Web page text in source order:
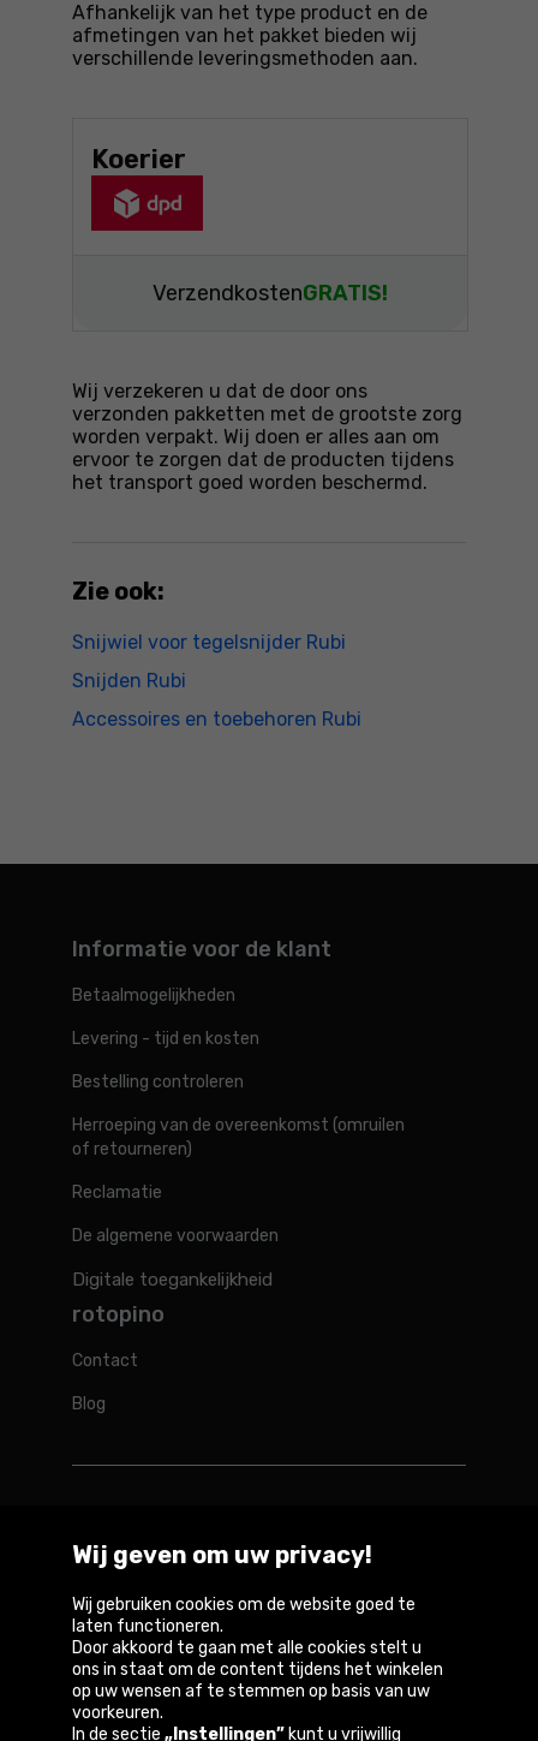
Afhankelijk van het type product en de
afmetingen van het pakket bieden wij
verschillende leveringsmethoden aan.
Koerier
VerzendkostenGRATIS!
Wij verzekeren u dat de door ons
verzonden pakketten met de grootste zorg
worden verpakt. Wij doen er alles aan om
ervoor te zorgen dat de producten tijdens
het transport goed worden beschermd.
Zie ook:
Snijwiel voor tegelsnijder Rubi
Snijden Rubi
Accessoires en toebehoren Rubi
Informatie voor de klant
Betaalmogelijkheden
Levering - tijd en kosten
Bestelling controleren
Herroeping van de overeenkomst (omruilen
of retourneren)
Reclamatie
De algemene voorwaarden
Digitale toegankelijkheid
rotopino
Contact
Blog
Belgique België Deutschland France Österreich
Copyright © 2026
Wij geven om uw privacy!
Wij gebruiken cookies om de website goed te
laten functioneren.
Door akkoord te gaan met alle cookies stelt u
ons in staat om de content tijdens het winkelen
op uw wensen af te stemmen op basis van uw
voorkeuren.
In de sectie „Instellingen” kunt u vrijwillig